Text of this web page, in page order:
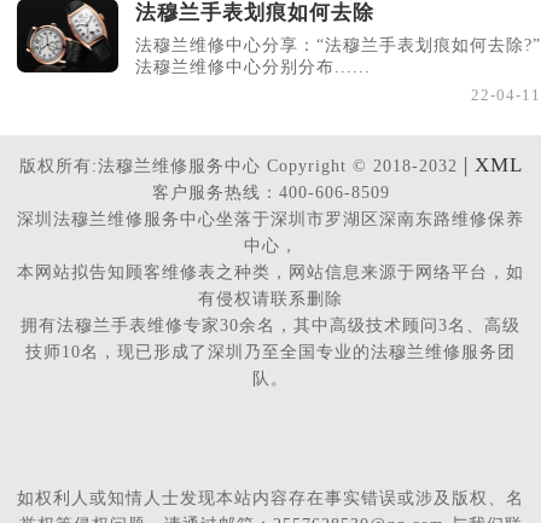
法穆兰手表划痕如何去除
法穆兰维修中心分享：“法穆兰手表划痕如何去除?”
法穆兰维修中心分别分布......
22-04-11
版权所有:法穆兰维修服务中心 Copyright © 2018-2032 | XML
客户服务热线：400-606-8509
深圳法穆兰维修服务中心坐落于深圳市罗湖区深南东路维修保养
中心，
本网站拟告知顾客维修表之种类，网站信息来源于网络平台，如
有侵权请联系删除
拥有法穆兰手表维修专家30余名，其中高级技术顾问3名、高级
技师10名，现已形成了深圳乃至全国专业的法穆兰维修服务团
队。
如权利人或知情人士发现本站内容存在事实错误或涉及版权、名